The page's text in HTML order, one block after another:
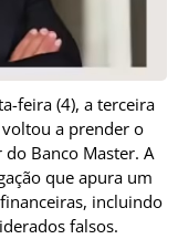
feira (4), a terceira
a prender o
Banco Master. A
que apura um
incluindo
falsos.